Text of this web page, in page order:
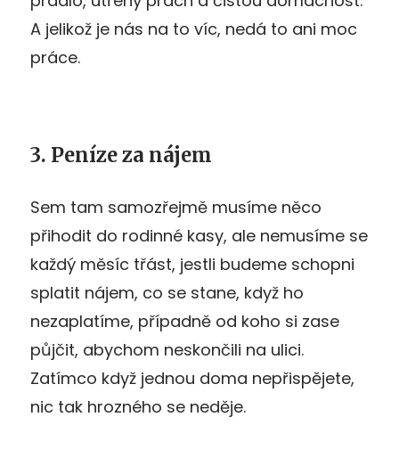
A jelikož je nás na to víc, nedá to ani moc
práce.
3. Peníze za nájem
Sem tam samozřejmě musíme něco
přihodit do rodinné kasy, ale nemusíme se
každý měsíc třást, jestli budeme schopni
splatit nájem, co se stane, když ho
nezaplatíme, případně od koho si zase
půjčit, abychom neskončili na ulici.
Zatímco když jednou doma nepřispějete,
nic tak hrozného se neděje.